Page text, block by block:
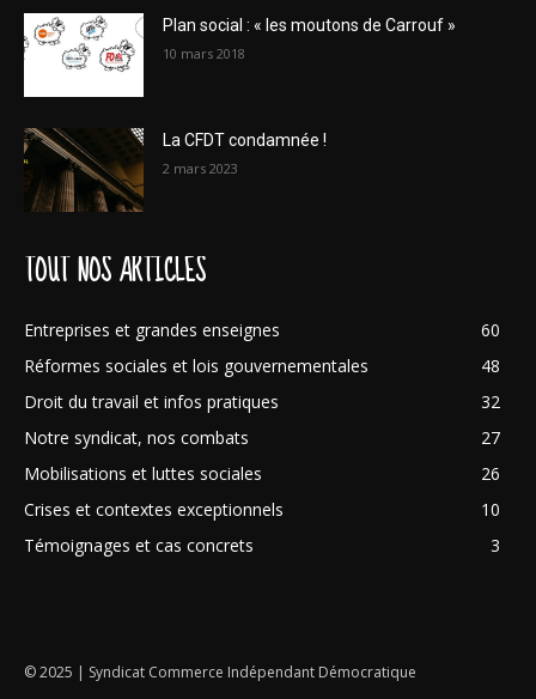
Plan social : « les moutons de Carrouf »
10 mars 2018
La CFDT condamnée !
2 mars 2023
TOUT NOS ARTICLES
Entreprises et grandes enseignes
60
Réformes sociales et lois gouvernementales
48
Droit du travail et infos pratiques
32
Notre syndicat, nos combats
27
Mobilisations et luttes sociales
26
Crises et contextes exceptionnels
10
Témoignages et cas concrets
3
© 2025 | Syndicat Commerce Indépendant Démocratique